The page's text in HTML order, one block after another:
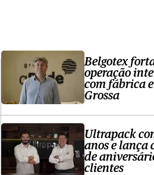
Belgotex
operação
com fábrica
Grossa
Ultrapack
anos e lança
de
clientes